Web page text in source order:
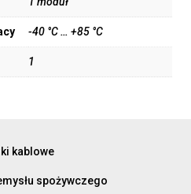
-40 °C … +85 °C
1
kablowe
spożywczego